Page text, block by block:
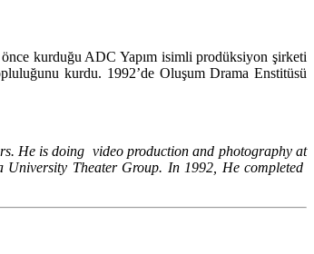
kurduğu ADC Yapım isimli prodüksiyon şirketi
kurdu. 1992’de Oluşum Drama Enstitüsü
He is doing video production and photography at
Theater Group. In 1992, He completed